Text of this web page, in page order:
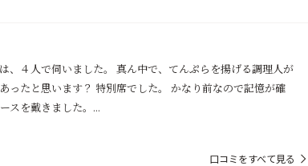
、４人で伺いました。 真ん中で、てんぷらを揚げる調理人が
ったと思います？ 特別席でした。 かなり前なので記憶が確
スを戴きました。...
口コミをすべて見る